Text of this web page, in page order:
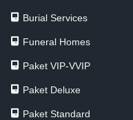
Burial Services
Funeral Homes
Paket VIP-VVIP
Paket Deluxe
Paket Standard